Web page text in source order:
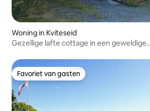
Woning in Kviteseid
Gezellige lafte cottage in een geweldige
Favoriet van gasten
Favoriet van gasten